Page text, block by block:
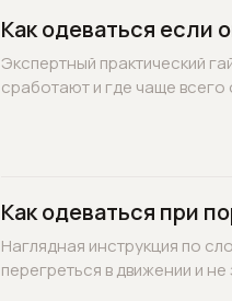
Как одеваться если
Экспертный практический
сработают и где чаще
Как одеваться при
Наглядная инструкция по
перегреться в движении и